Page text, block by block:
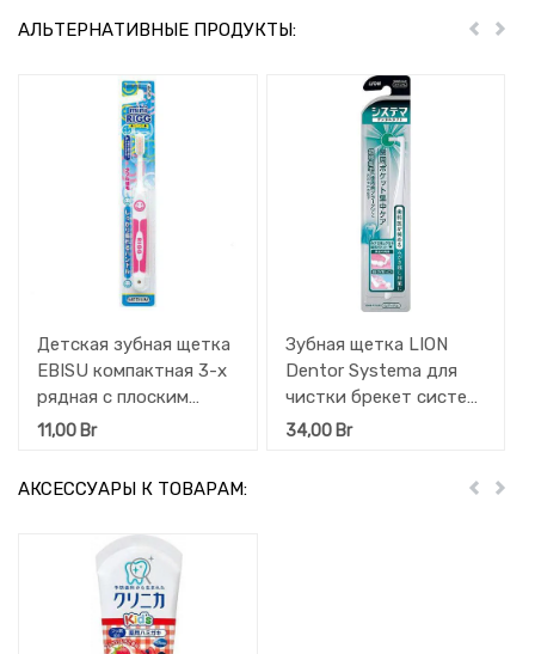
АЛЬТЕРНАТИВНЫЕ ПРОДУКТЫ: Пред
Детская зубная щетка
EBISU компактная 3-х
рядная с плоским
срезом щетинок и
шт
11,00 Br
Зубная щетка LION
Dentor Systema для
чистки брекет систем
1 шт
34,00Br
АКСЕССУАРЫ К ТОВАРАМ: Пред